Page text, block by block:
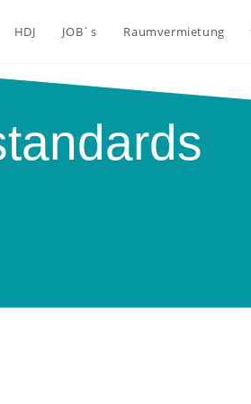
HDJ JOB´s Raumvermietung